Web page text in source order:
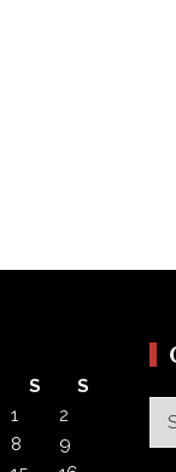
S
S
1
2
8
9